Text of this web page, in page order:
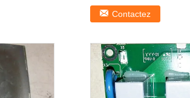
le produit de:Le ...
Contactez